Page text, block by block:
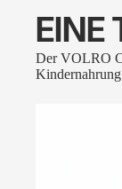
EINE
Der VOLRO